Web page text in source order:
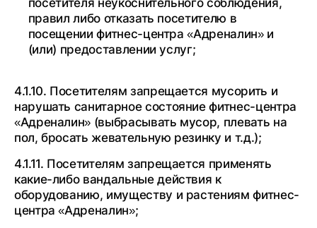
правил либо отказать посетителю в
посещении фитнес-центра «Адреналин» и
(или) предоставлении услуг;
4.1.10. Посетителям запрещается мусорить и
нарушать санитарное состояние фитнес-центра
«Адреналин» (выбрасывать мусор, плевать на
пол, бросать жевательную резинку и т.д.);
4.1.11. Посетителям запрещается применять
какие-либо вандальные действия к
оборудованию, имуществу и растениям фитнес-
центра «Адреналин»;